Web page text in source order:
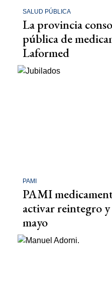
SALUD PÚBLICA
La provincia
pública de
Laformed
PAMI
PAMI
activar reintegro
mayo